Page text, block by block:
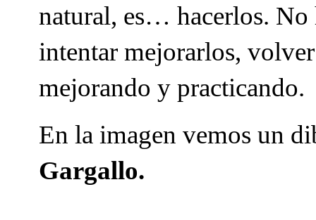
natural, es… hacerlos. No
intentar mejorarlos,
mejorando y practicando.
En la imagen vemos un
Gargallo.